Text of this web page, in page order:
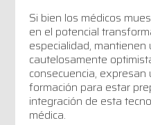
Si bien los médicos
en el potencial
especialidad,
cautelosamente
consecuencia,
formación para estar
integración de esta
médica.